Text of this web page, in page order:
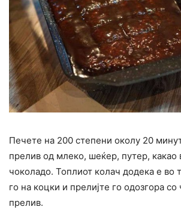
Печете на 200 степени околу 20
прелив од млеко, шеќер, путер, какао
чоколадо. Топлиот колач додека е во
го на коцки и прелијте го одозгора
прелив.